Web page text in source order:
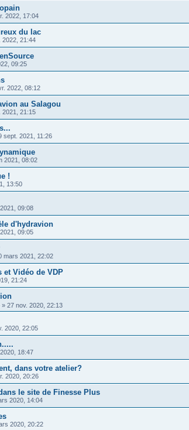
2022, 17:04
du lac
2022, 21:44
09:25
2022, 08:12
au Salagou
2021, 21:15
sept. 2021, 11:26
2021, 08:02
!
13:50
09:08
d'hydravion
09:05
mars 2021, 22:02
et Vidéo de VDP
21:24
» 27 nov. 2020, 22:13
2020, 22:05
18:47
dans votre atelier?
2020, 20:26
le site de Finesse Plus
2020, 14:04
2020, 20:22